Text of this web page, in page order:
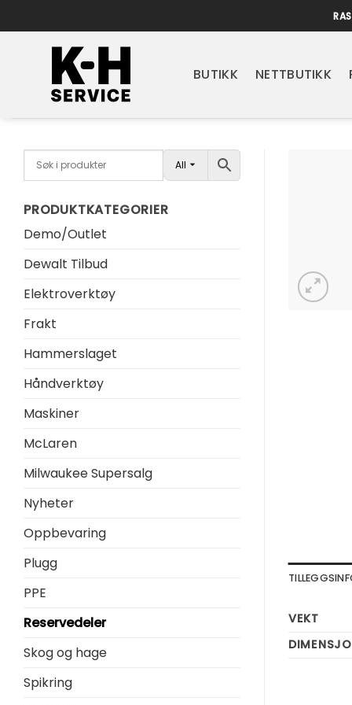
to
BUTIKK NETTBUTIKK
All
PRODUKTKATEGORIER
Demo/Outlet
Dewalt Tilbud
Elektroverktøy
Frakt
Hammerslaget
Håndverktøy
Maskiner
McLaren
Milwaukee Supersalg
Nyheter
Oppbevaring
Plugg
PPE
Reservedeler
Skog og hage
Spikring
VEKT